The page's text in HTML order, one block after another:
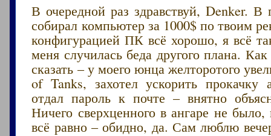
В очередной раз здравствуй, Denker.
собирал компьютер за 1000$ по твоим
конфигурацией ПК всё хорошо, я всё
меня случилась беда другого плана.
сказать – у моего юнца желторотого
of Tanks, захотел ускорить прокачку
отдал пароль к почте – внятно
Ничего сверхценного в ангаре не
всё равно – обидно, да. Сам люблю